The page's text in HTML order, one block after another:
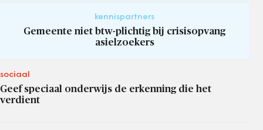
kennispartners
Gemeente niet btw-plichtig bij crisisopvang
asielzoekers
sociaal
Geef speciaal onderwijs de erkenning die het
verdient